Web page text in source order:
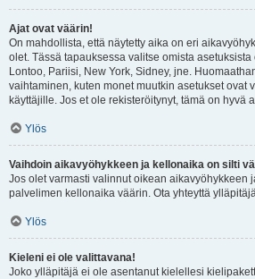
Ajat ovat väärin!
On mahdollista, että näytetty aika on eri
olet. Tässä tapauksessa valitse omista
Lontoo, Pariisi, New York, Sidney, jne.
vaihtaminen, kuten monet muutkin asetukset ovat
käyttäjille. Jos et ole rekisteröitynyt, tämä on hyvä
Ylös
Vaihdoin aikavyöhykkeen ja kellonaika on silti
Jos olet varmasti valinnut oikean aikavyöhykkeen
palvelimen kellonaika väärin. Ota yhteyttä
Ylös
Kieleni ei ole valittavana!
Joko ylläpitäjä ei ole asentanut kielellesi